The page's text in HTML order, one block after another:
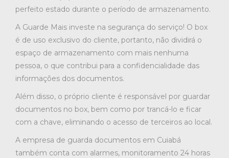
perfeito estado durante o período de armazenamento.
A Guarde Mais investe na segurança do serviço! O box
é de uso exclusivo do cliente, portanto, não dividirá o
espaço de armazenamento com mais nenhuma
pessoa, o que contribui para a confidencialidade das
informações dos documentos.
Além disso, o próprio cliente é responsável por guardar
documentos no box, bem como por trancá-lo e ficar
com a chave, eliminando o acesso de terceiros ao local.
A empresa de guarda documentos em Cuiabá
também conta com alarmes, monitoramento 24 horas